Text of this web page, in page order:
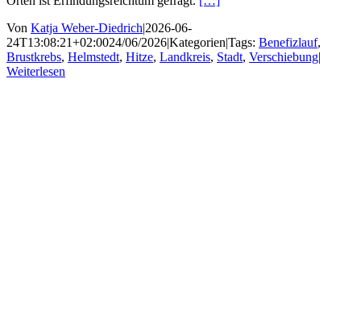
Von Katja Weber-Diedrich|2026-06-
24T13:08:21+02:0024/06/2026|Kategorien|Tags: Benefizlauf,
Brustkrebs, Helmstedt, Hitze, Landkreis, Stadt, Verschiebung|
Weiterlesen